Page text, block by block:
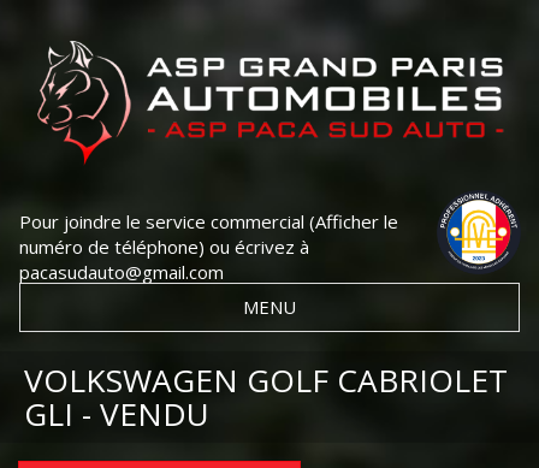
Pour joindre le service commercial (Afficher le
numéro de téléphone) ou écrivez à
pacasudauto@gmail.com
MENU
VOLKSWAGEN GOLF CABRIOLET
GLI - VENDU